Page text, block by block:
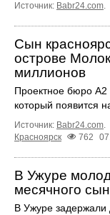
Источник: Babr24.com.
Сын
острове
миллионов
Проектное бюро А2
который появится
Источник: Babr24.com.
Красноярск
762
В Ужуре
месячного
В Ужуре задержали